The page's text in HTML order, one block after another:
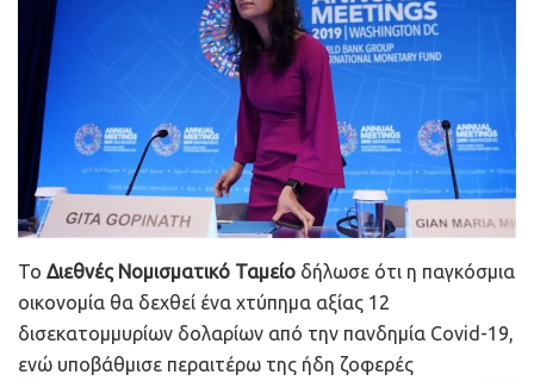
Το Διεθνές Νομισματικό Ταμείο δήλωσε ότι η παγκόσμια
οικονομία θα δεχθεί ένα χτύπημα αξίας 12
δισεκατομμυρίων δολαρίων από την πανδημία Covid-19,
ενώ υποβάθμισε περαιτέρω της ήδη ζοφερές